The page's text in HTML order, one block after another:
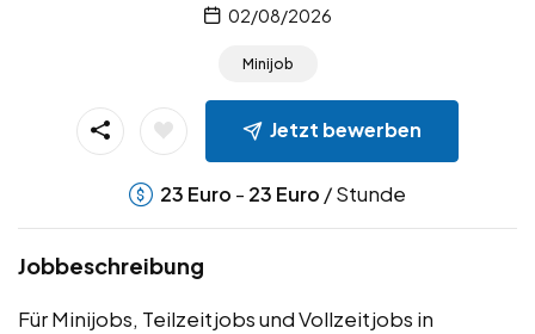
02/08/2026
Minijob
Jetzt bewerben
23 Euro - 23 Euro / Stunde
Jobbeschreibung
Für Minijobs, Teilzeitjobs und Vollzeitjobs in